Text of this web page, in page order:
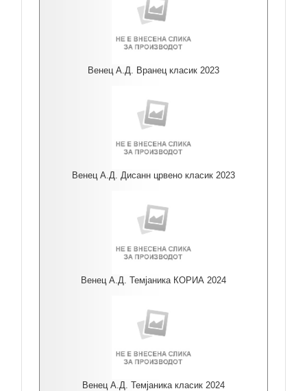
Венец А.Д. Вранец класик 2023
Венец А.Д. Дисанн црвено класик 2023
Венец А.Д. Темјаника КОРИА 2024
Венец А.Д. Темјаника класик 2024